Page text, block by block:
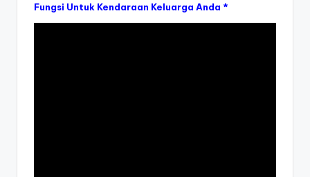
Fungsi Untuk Kendaraan Keluarga Anda *